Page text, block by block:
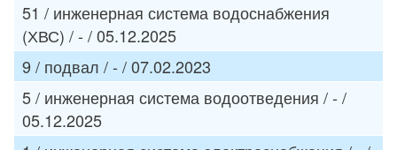
51 / инженерная система водоснабжения
(ХВС) / - / 05.12.2025
9 / подвал / - / 07.02.2023
5 / инженерная система водоотведения / - /
05.12.2025